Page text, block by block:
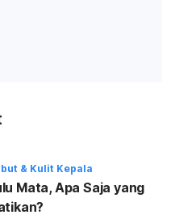
& Kulit Kepala
Mata, Apa Saja yang